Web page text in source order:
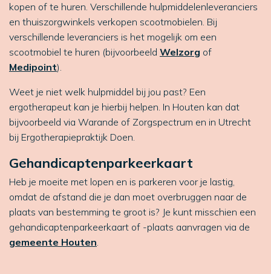
kopen of te huren. Verschillende hulpmiddelenleveranciers
en thuiszorgwinkels verkopen scootmobielen. Bij
verschillende leveranciers is het mogelijk om een
scootmobiel te huren (bijvoorbeeld Welzorg of
Medipoint).
Weet je niet welk hulpmiddel bij jou past? Een
ergotherapeut kan je hierbij helpen. In Houten kan dat
bijvoorbeeld via Warande of Zorgspectrum en in Utrecht
bij Ergotherapiepraktijk Doen.
Gehandicaptenparkeerkaart
Heb je moeite met lopen en is parkeren voor je lastig,
omdat de afstand die je dan moet overbruggen naar de
plaats van bestemming te groot is? Je kunt misschien een
gehandicaptenparkeerkaart of -plaats aanvragen via de
gemeente Houten.